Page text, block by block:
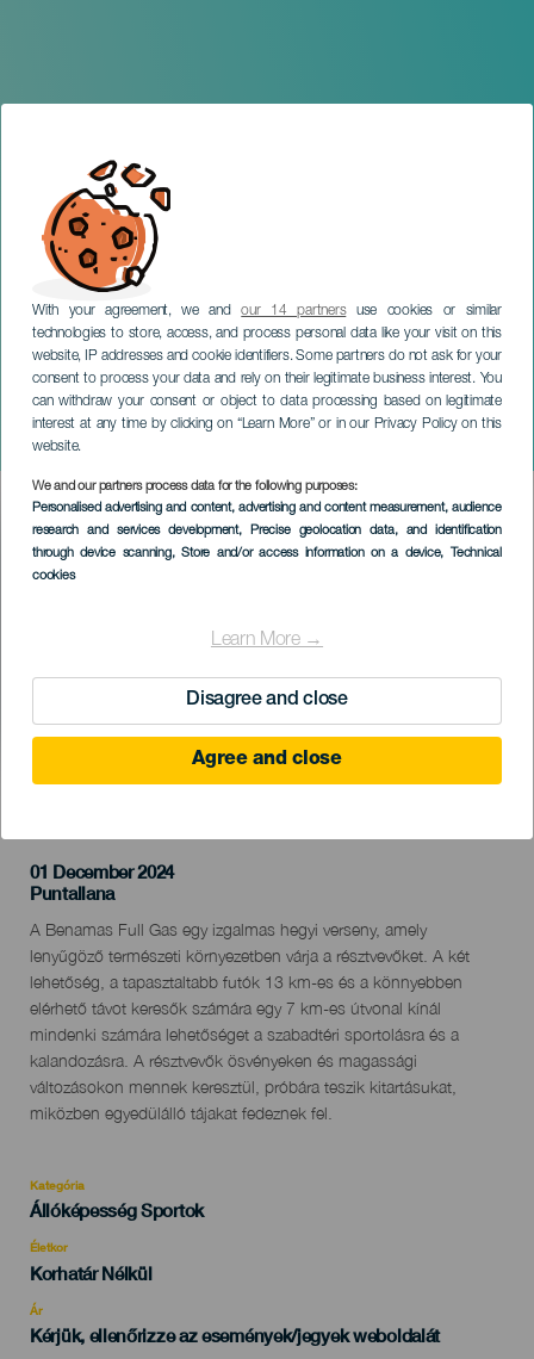
With your agreement, we andour 14 partnersuse cookies or similar
technologies to store, access, and process personal data like your visit on this
website, IP addresses and cookie identifiers. Some partners do not ask for your
consent to process your data and rely on their legitimate business interest. You
can withdraw your consent or object to data processing based on legitimate
interest at any time by clicking on “Learn More” or in our Privacy Policy on this
website.
We and our partners process data for the following purposes:
Personalised advertising and content, advertising and content measurement, audience
research and services development, Precise geolocation data, and identification
through device scanning, Store and/or access information on a device, Technical
cookies
Learn More →
Disagree and close
Agree and close
Benamas Full Gas
LA PALMA
Imagen
Listado
01 December 2024
Localidad
Puntallana
Descripción
del
evento
A Benamas Full Gas egy izgalmas hegyi verseny, amely
lenyűgöző természeti környezetben várja a résztvevőket. A két
lehetőség, a tapasztaltabb futók 13 km-es és a könnyebben
elérhető távot keresők számára egy 7 km-es útvonal kínál
mindenki számára lehetőséget a szabadtéri sportolásra és a
kalandozásra. A résztvevők ösvényeken és magassági
változásokon mennek keresztül, próbára teszik kitartásukat,
miközben egyedülálló tájakat fedeznek fel.
Kategória
Categoría
evento
Állóképesség Sportok
Életkor
Edad
Korhatár Nélkül
Ár
Kérjük, ellenőrizze az események/jegyek weboldalát